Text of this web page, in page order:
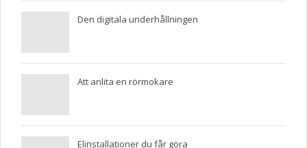
Den digitala underhållningen
Att anlita en rörmokare
Elinstallationer du får göra